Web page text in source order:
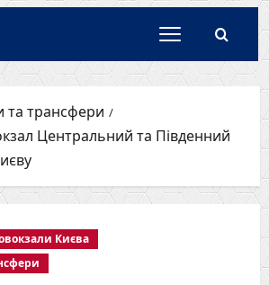
та трансфери
Центральний та Південний
Києва